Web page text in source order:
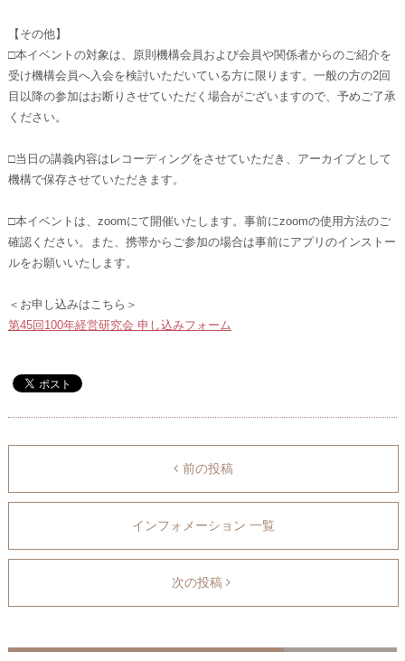
【その他】
□本イベントの対象は、原則機構会員および会員や関係者からのご紹介を
受け機構会員へ入会を検討いただいている方に限ります。一般の方の2回
目以降の参加はお断りさせていただく場合がございますので、予めご了承
ください。
□当日の講義内容はレコーディングをさせていただき、アーカイブとして
機構で保存させていただきます。
□本イベントは、zoomにて開催いたします。事前にzoomの使用方法のご
確認ください。また、携帯からご参加の場合は事前にアプリのインストー
ルをお願いいたします。
＜お申し込みはこちら＞
第45回100年経営研究会 申し込みフォーム
前の投稿
インフォメーション 一覧
次の投稿